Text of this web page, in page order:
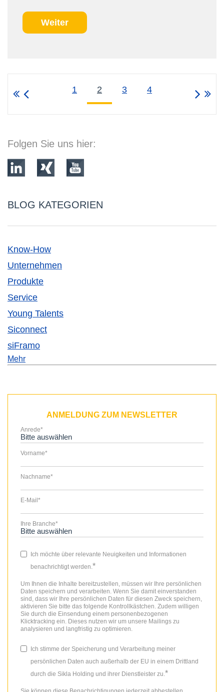
Weiter
1 2 3 4
Folgen Sie uns hier:
BLOG KATEGORIEN
Know-How
Unternehmen
Produkte
Service
Young Talents
Siconnect
siFramo
Mehr
ANMELDUNG ZUM NEWSLETTER
Anrede*
Vorname*
Nachname*
E-Mail*
Ihre Branche*
Ich möchte über relevante Neuigkeiten und Informationen
benachrichtigt werden. *
Um Ihnen die Inhalte bereitzustellen, müssen wir Ihre persönlichen
Daten speichern und verarbeiten. Wenn Sie damit einverstanden
sind, dass wir Ihre persönlichen Daten für diesen Zweck speichern,
aktivieren Sie bitte das folgende Kontrollkästchen. Zudem willigen
Sie durch die Einsendung einem personenbezogenen
Klicktracking ein. Dieses nutzen wir um unsere Mailings zu
analysieren und langfristig zu optimieren.
Ich stimme der Speicherung und Verarbeitung meiner
persönlichen Daten auch außerhalb der EU in einem Drittland
durch die Sikla Holding und ihrer Dienstleister zu. *